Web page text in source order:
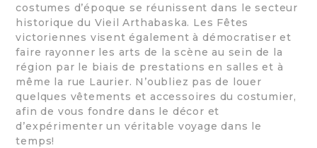
costumes d’époque se réunissent dans le secteur
historique du Vieil Arthabaska. Les Fêtes
victoriennes visent également à démocratiser et
faire rayonner les arts de la scène au sein de la
région par le biais de prestations en salles et à
même la rue Laurier. N’oubliez pas de louer
quelques vêtements et accessoires du costumier,
afin de vous fondre dans le décor et
d’expérimenter un véritable voyage dans le
temps!